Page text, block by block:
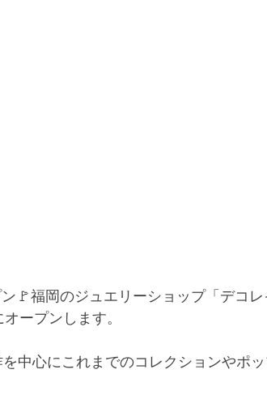
🚩福岡のジュエリーショップ「デコ
ープンします。
中心にこれまでのコレクションやポ